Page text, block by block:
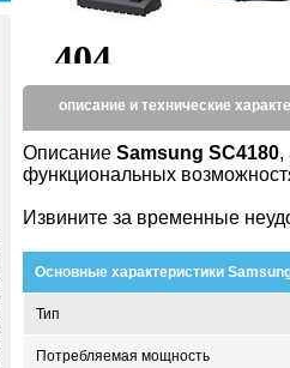
описание и технические
Описание Samsung SC4180,
функциональных
Извините за временные
Основные характеристики
Тип
Потребляемая мощность